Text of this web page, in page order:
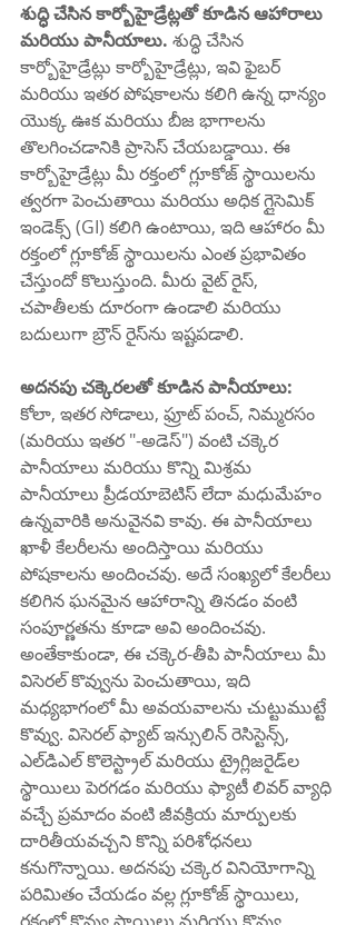
శుద్ధి చేసిన కార్బోహైడ్రేట్లతో కూడిన ఆహారాలు
మరియు పానీయాలు. శుద్ధి చేసిన
కార్బోహైడ్రేట్లు కార్బోహైడ్రేట్లు, ఇవి ఫైబర్
మరియు ఇతర పోషకాలను కలిగి ఉన్న ధాన్యం
యొక్క ఊక మరియు బీజ భాగాలను
తొలగించడానికి ప్రాసెస్ చేయబడ్డాయి. ఈ
కార్బోహైడ్రేట్లు మీ రక్తంలో గ్లూకోజ్ స్థాయిలను
త్వరగా పెంచుతాయి మరియు అధిక గ్లైసెమిక్
ఇండెక్స్ (GI) కలిగి ఉంటాయి, ఇది ఆహారం మీ
రక్తంలో గ్లూకోజ్ స్థాయిలను ఎంత ప్రభావితం
చేస్తుందో కొలుస్తుంది. మీరు వైట్ రైస్,
చపాతీలకు దూరంగా ఉండాలి మరియు
బదులుగా బ్రౌన్ రైస్‌ను ఇష్టపడాలి.
అదనపు చక్కెరలతో కూడిన పానీయాలు:
కోలా, ఇతర సోడాలు, ఫ్రూట్ పంచ్, నిమ్మరసం
(మరియు ఇతర "-అడెస్") వంటి చక్కెర
పానీయాలు మరియు కొన్ని మిశ్రమ
పానీయాలు ప్రీడయాబెటిస్ లేదా మధుమేహం
ఉన్నవారికి అనువైనవి కావు. ఈ పానీయాలు
ఖాళీ కేలరీలను అందిస్తాయి మరియు
పోషకాలను అందించవు. అదే సంఖ్యలో కేలరీలు
కలిగిన ఘనమైన ఆహారాన్ని తినడం వంటి
సంపూర్ణతను కూడా అవి అందించవు.
అంతేకాకుండా, ఈ చక్కెర-తీపి పానీయాలు మీ
విసెరల్ కొవ్వును పెంచుతాయి, ఇది
మధ్యభాగంలో మీ అవయవాలను చుట్టుముట్టే
కొవ్వు. విసెరల్ ఫ్యాట్ ఇన్సులిన్ రెసిస్టెన్స్,
ఎల్‌డిఎల్ కొలెస్ట్రాల్ మరియు ట్రైగ్లిజరైడ్‌ల
స్థాయిలు పెరగడం మరియు ఫ్యాటీ లివర్ వ్యాధి
వచ్చే ప్రమాదం వంటి జీవక్రియ మార్పులకు
దారితీయవచ్చని కొన్ని పరిశోధనలు
కనుగొన్నాయి. అదనపు చక్కెర వినియోగాన్ని
పరిమితం చేయడం వల్ల గ్లూకోజ్ స్థాయిలు,